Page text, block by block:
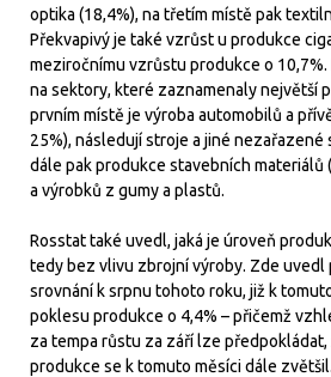
optika (18,4%), na třetím místě pak
Překvapivý je také vzrůst u produkce
meziročnímu vzrůstu produkce o 10,7%.
na sektory, které zaznamenaly největší
prvním místě je výroba automobilů a
25%), následují stroje a jiné
dále pak produkce stavebních materiálů
a výrobků z gumy a plastů.
Rosstat také uvedl, jaká je úroveň
tedy bez vlivu zbrojní výroby. Zde uvedl
srovnání k srpnu tohoto roku, již k
poklesu produkce o 4,4% – přičemž
za tempa růstu za září lze
produkce se k tomuto měsíci dále